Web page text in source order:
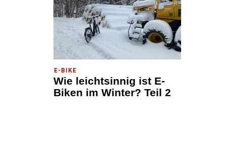
E-BIKE
Wie leichtsinnig ist E-
Biken im Winter? Teil 2